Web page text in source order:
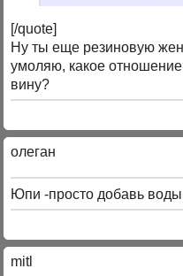
[/quote]
Ну ты еще резиновую
умоляю, какое
вину?
олеган
Юпи -просто добавь
mitl